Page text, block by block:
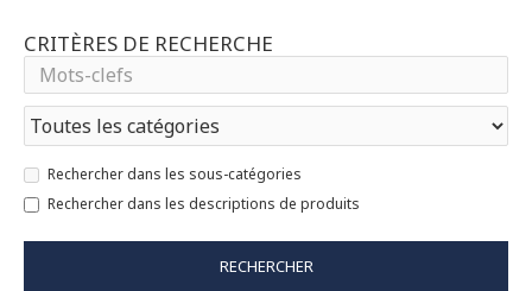
CRITÈRES DE RECHERCHE
Rechercher dans les sous-catégories
Rechercher dans les descriptions de produits
RECHERCHER